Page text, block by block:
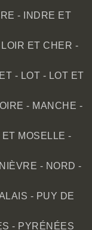
- INDRE ET
LOIR ET CHER -
- LOT - LOT ET
- MANCHE -
MOSELLE -
NIÈVRE - NORD -
- PUY DE
- PYRÉNÉES